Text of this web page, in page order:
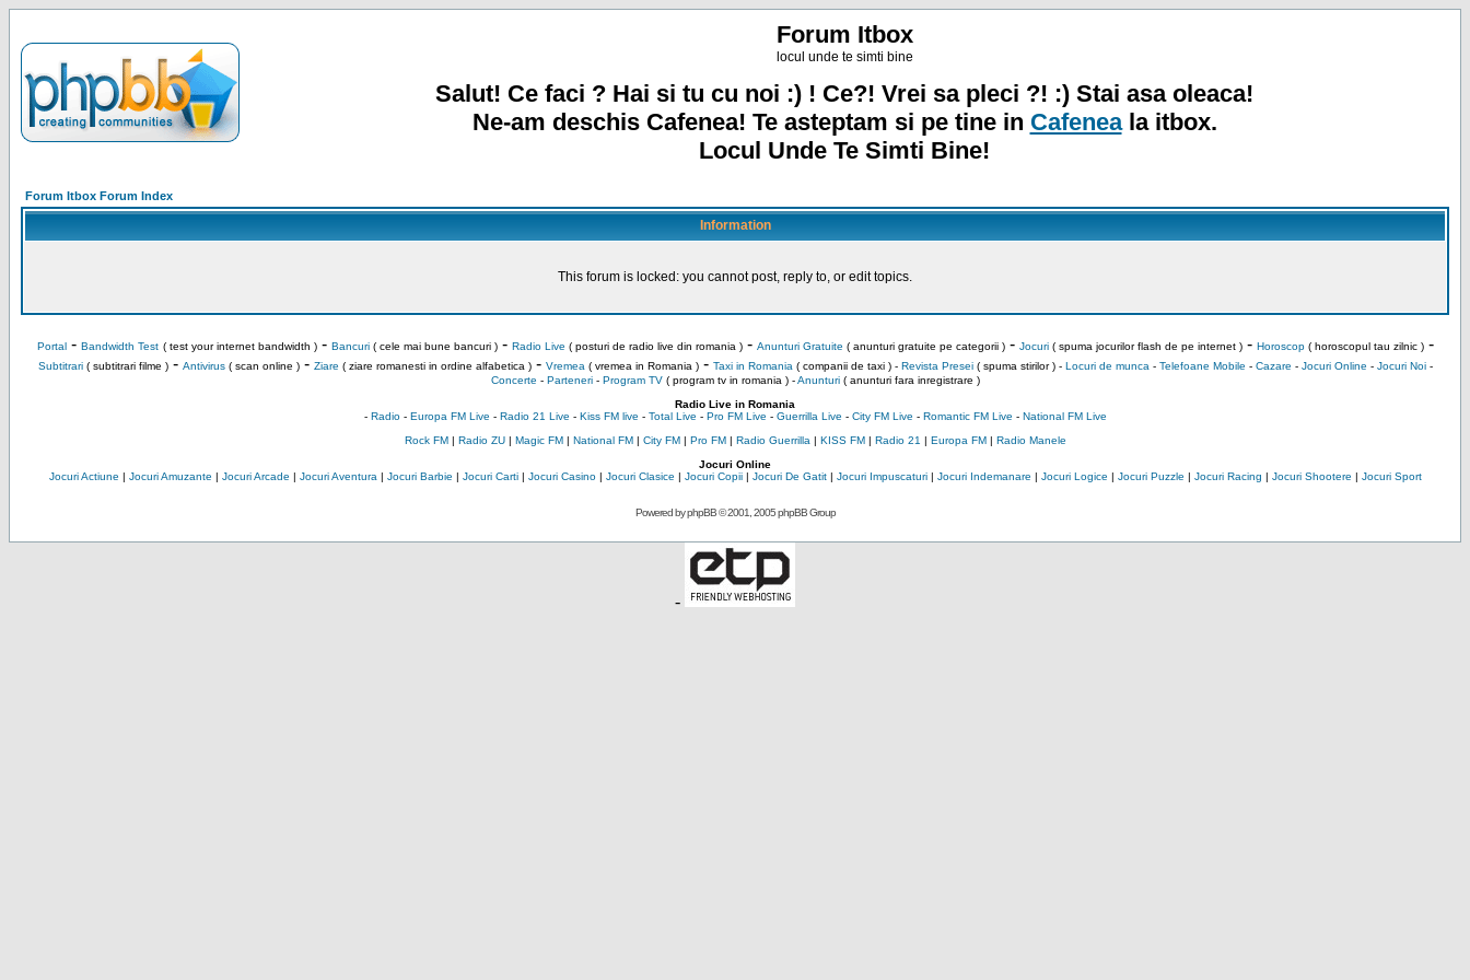
Forum Itbox
locul unde te simti bine
Salut! Ce faci ? Hai si tu cu noi :) ! Ce?! Vrei sa pleci ?! :) Stai asa oleaca!
Ne-am deschis Cafenea! Te asteptam si pe tine in Cafeneala itbox.
Locul Unde Te Simti Bine!
Forum Itbox Forum Index
Information
This forum is locked: you cannot post, reply to, or edit topics.
Portal- Bandwidth Test ( test your internet bandwidth )- Bancuri( cele mai bune bancuri )- Radio Live ( posturi de radio live din romania )- Anunturi Gratuite ( anunturi gratuite pe categorii )- Jocuri( spuma jocurilor flash de pe internet )- Horoscop( horoscopul tau zilnic )-
Subtitrari( subtitrari filme )- Antivirus( scan online )- Ziare ( ziare romanesti in ordine alfabetica )- Vremea ( vremea in Romania )- Taxi in Romania ( companii de taxi ) - Revista Presei( spuma stirilor ) - Locuri de munca - Telefoane Mobile - Cazare - Jocuri Online - Jocuri Noi-
Concerte - Parteneri- Program TV( program tv in romania )-Anunturi( anunturi fara inregistrare )
Radio Live in Romania
- Radio- Europa FM Live - Radio 21 Live - Kiss FM live - Total Live - Pro FM Live - Guerrilla Live - City FM Live - Romantic FM Live - National FM Live
Rock FM| Radio ZU| Magic FM| National FM| City FM| Pro FM| Radio Guerrilla | KISS FM| Radio 21 | Europa FM| Radio Manele
Jocuri Online
Jocuri Actiune | Jocuri Amuzante | Jocuri Arcade | Jocuri Aventura | Jocuri Barbie | Jocuri Carti| Jocuri Casino| Jocuri Clasice | Jocuri Copii| Jocuri De Gatit| Jocuri Impuscaturi| Jocuri Indemanare | Jocuri Logice | Jocuri Puzzle | Jocuri Racing | Jocuri Shootere | Jocuri Sport
Powered byphpBB© 2001, 2005 phpBB Group
-